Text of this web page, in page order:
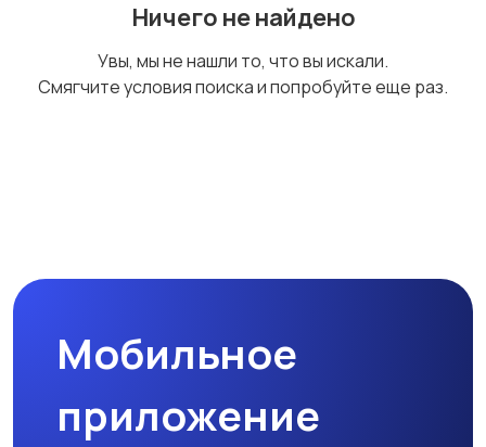
Медицина Начало карьеры
Ничего не найдено
Увы, мы не нашли то, что вы искали.
Смягчите условия поиска и попробуйте еще раз.
Мобильное
приложение